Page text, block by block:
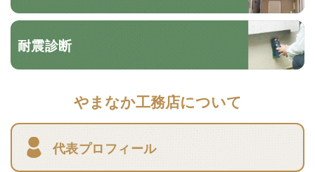
耐震診断
やまなか工務店について
代表プロフィール